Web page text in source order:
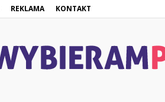
REKLAMA KONTAKT